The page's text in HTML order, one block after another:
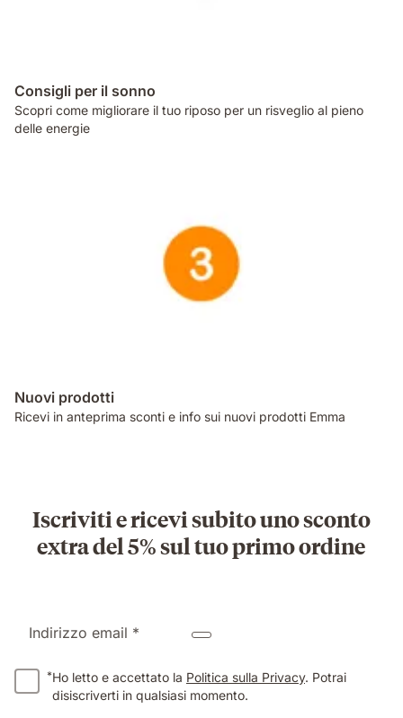
Consigli per il sonno
Scopri come migliorare il tuo riposo per un risveglio al pieno
delle energie
Nuovi prodotti
Ricevi in anteprima sconti e info sui nuovi prodotti Emma
Iscriviti e ricevi subito uno sconto
extra del 5% sul tuo primo ordine
Indirizzo email *
*Ho letto e accettato la Politica sulla Privacy. Potrai
disiscriverti in qualsiasi momento.